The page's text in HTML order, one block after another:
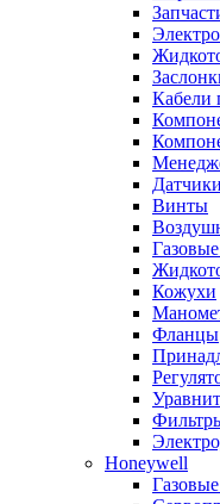
Кабели
Винты
Кожухи
Фланцы
Honeywell